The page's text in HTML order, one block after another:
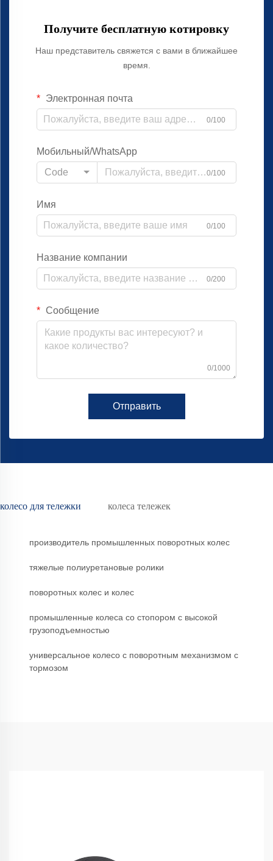
Получите бесплатную котировку
Наш представитель свяжется с вами в ближайшее
время.
Электронная почта
0/100
Мобильный/WhatsApp
Code
0/100
Имя
0/100
Название компании
0/200
Сообщение
0/1000
Отправить
колесо для тележки колеса тележек
производитель промышленных поворотных колес
тяжелые полиуретановые ролики
поворотных колес и колес
промышленные колеса со стопором с высокой
грузоподъемностью
универсальное колесо с поворотным механизмом с
тормозом